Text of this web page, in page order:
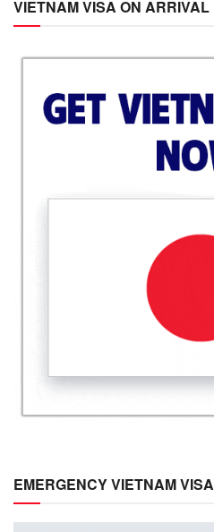
VIETNAM VISA ON ARRIVAL
EMERGENCY VIETNAM VISA